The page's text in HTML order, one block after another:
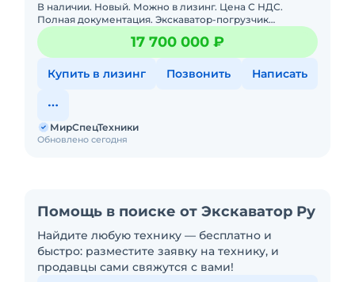
В наличии. Новый. Можно в лизинг. Цена С НДС.
Полная документация. Экскаватор-погрузчик
растаможен, все документы готовы. Доставка до базы
или объекта. ООО "Мир17 700 000 ₽
Купить в лизинг Позвонить Написать
Обновлено сегодня
МирСпецТехники
Помощь в поиске от Экскаватор Ру
Найдите любую технику — бесплатно и
быстро: разместите заявку на технику, и
продавцы сами свяжутся с вами!